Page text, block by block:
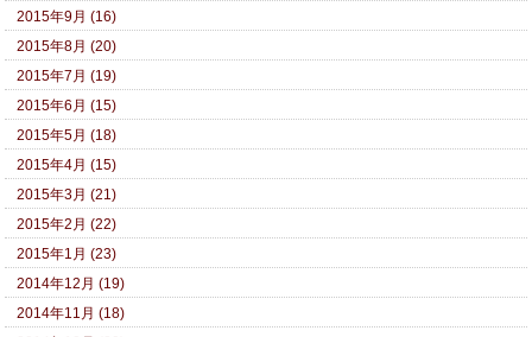
2015年9月 (16)
2015年8月 (20)
2015年7月 (19)
2015年6月 (15)
2015年5月 (18)
2015年4月 (15)
2015年3月 (21)
2015年2月 (22)
2015年1月 (23)
2014年12月 (19)
2014年11月 (18)